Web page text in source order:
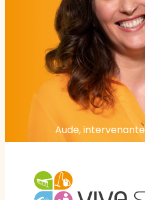
Aude, intervenante